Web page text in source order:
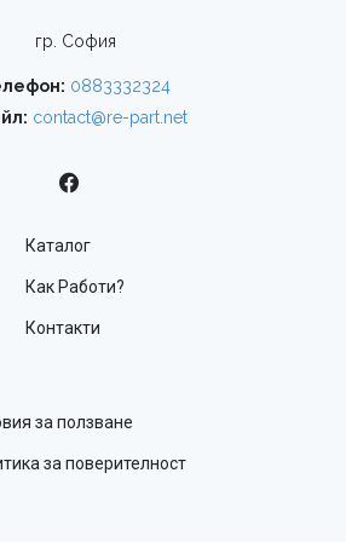
гр. София
0883332324
contact@re-part.net
Каталог
Как Работи?
Контакти
за ползване
за поверителност